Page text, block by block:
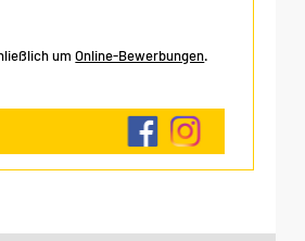
umOnline-Bewerbungen.